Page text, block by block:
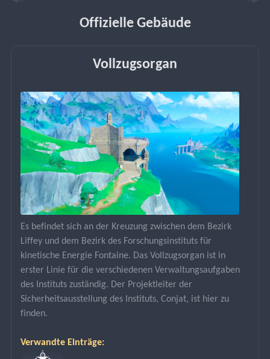
Offizielle Gebäude
Vollzugsorgan
Es befindet sich an der Kreuzung zwischen dem Bezirk
Liffey und dem Bezirk des Forschungsinstituts für
kinetische Energie Fontaine. Das Vollzugsorgan ist in
erster Linie für die verschiedenen Verwaltungsaufgaben
des Instituts zuständig. Der Projektleiter der
Sicherheitsausstellung des Instituts, Conjat, ist hier zu
finden.
Verwandte Einträge: